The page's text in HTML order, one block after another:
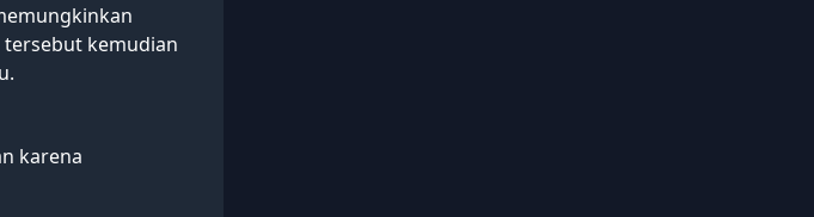
kemudian
karena